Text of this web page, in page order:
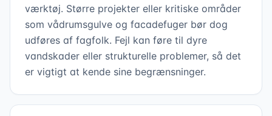
værktøj. Større projekter eller kritiske områder
som vådrumsgulve og facadefuger bør dog
udføres af fagfolk. Fejl kan føre til dyre
vandskader eller strukturelle problemer, så det
er vigtigt at kende sine begrænsninger.